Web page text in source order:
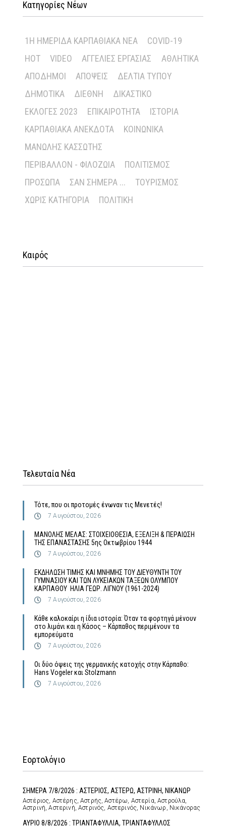
Κατηγορίες Νέων
1Η ΗΜΕΡΊΔΑ ΚΑΡΠΑΘΙΑΚΆ ΝΈΑ
COVID-19
HOT
VIDEO ΑΓΓΕΛΊΕΣ ΕΡΓΑΣΊΑΣ
ΑΘΛΗΤΙΚΆ
ΑΠΌΔΗΜΟΙ
ΑΠΌΨΕΙΣ
ΔΕΛΤΊΑ ΤΎΠΟΥ
ΔΗΜΟΤΙΚΆ
ΔΙΕΘΝΉ
ΔΙΚΑΣΤΙΚΌ
ΕΚΛΟΓΈΣ 2023
ΕΠΙΚΑΙΡΌΤΗΤΑ
ΙΣΤΟΡΊΑ
ΚΑΡΠΑΘΙΑΚΆ ΑΝΈΚΔΟΤΑ
ΚΟΙΝΩΝΙΚΆ
ΜΑΝΏΛΗΣ ΚΑΣΣΏΤΗΣ
ΠΕΡΙΒΆΛΛΟΝ - ΦΙΛΟΖΩΊΑ
ΠΟΛΙΤΙΣΜΌΣ
ΠΡΌΣΩΠΑ
ΣΑΝ ΣΉΜΕΡΑ ...
ΤΟΥΡΙΣΜΌΣ
ΧΩΡΊΣ ΚΑΤΗΓΟΡΊΑ
ΠΟΛΙΤΙΚΉ
Καιρός
Τελευταία Νέα
Τότε, που οι προτομές ένωναν τις Μενετές!
7 Αυγούστου, 2026
MΑΝΟΛΗΣ ΜΕΛΑΣ: ΣΤΟΙΧΕΙΟΘΕΣΙΑ, ΕΞΕΛΙΞΗ & ΠΕΡΑΙΩΣΗ
ΤΗΣ ΕΠΑΝΑΣΤΑΣΗΣ 5ης Οκτωβρίου 1944
7 Αυγούστου, 2026
ΕΚΔΗΛΩΣΗ ΤΙΜΗΣ ΚΑΙ ΜΝΗΜΗΣ ΤΟΥ ΔΙΕΥΘΥΝΤΗ ΤΟΥ
ΓΥΜΝΑΣΙΟΥ ΚΑΙ ΤΩΝ ΛΥΚΕΙΑΚΩΝ ΤΑΞΕΩΝ ΟΛΥΜΠΟΥ
ΚΑΡΠΑΘΟΥ ΗΛΙΑ ΓΕΩΡ. ΛΙΓΝΟΥ (1961-2024)
7 Αυγούστου, 2026
Κάθε καλοκαίρι η ίδια ιστορία: Όταν τα φορτηγά μένουν
στο λιμάνι και η Κάσος – Κάρπαθος περιμένουν τα
εμπορεύματα
7 Αυγούστου, 2026
Οι δύο όψεις της γερμανικής κατοχής στην Κάρπαθο:
Hans Vogeler και Stolzmann
7 Αυγούστου, 2026
Εορτολόγιο
ΣΗΜΕΡΑ 7/8/2026 : ΑΣΤΕΡΙΟΣ, ΑΣΤΕΡΩ, ΑΣΤΡΙΝΗ, ΝΙΚΑΝΩΡ
Αστέριος, Αστέρης, Αστρής, Αστέρω, Αστερία, Αστρούλα,
Αστρινή, Αστερινή, Αστρινός, Αστερινός, Νικάνωρ, Νικάνορας
ΑΥΡΙΟ 8/8/2026 : ΤΡΙΑΝΤΑΦΥΛΛΙΑ, ΤΡΙΑΝΤΑΦΥΛΛΟΣ